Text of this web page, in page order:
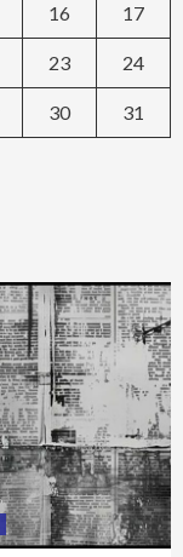
16 17
23 24
30 31